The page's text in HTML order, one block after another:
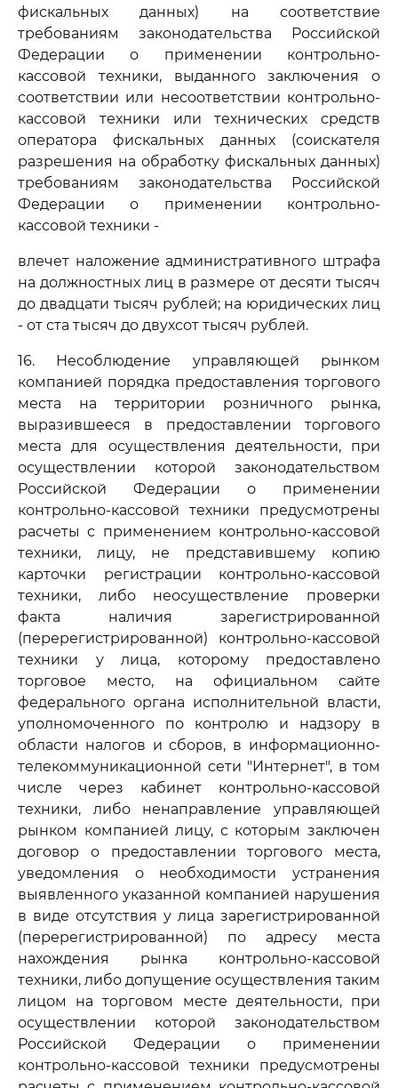
фискальных данных) на соответствие
требованиям законодательства Российской
Федерации о применении контрольно-
кассовой техники, выданного заключения о
соответствии или несоответствии контрольно-
кассовой техники или технических средств
оператора фискальных данных (соискателя
разрешения на обработку фискальных данных)
требованиям законодательства Российской
Федерации о применении контрольно-
кассовой техники -
влечет наложение административного штрафа
на должностных лиц в размере от десяти тысяч
до двадцати тысяч рублей; на юридических лиц
- от ста тысяч до двухсот тысяч рублей.
16. Несоблюдение управляющей рынком
компанией порядка предоставления торгового
места на территории розничного рынка,
выразившееся в предоставлении торгового
места для осуществления деятельности, при
осуществлении которой законодательством
Российской Федерации о применении
контрольно-кассовой техники предусмотрены
расчеты с применением контрольно-кассовой
техники, лицу, не представившему копию
карточки регистрации контрольно-кассовой
техники, либо неосуществление проверки
факта наличия зарегистрированной
(перерегистрированной) контрольно-кассовой
техники у лица, которому предоставлено
торговое место, на официальном сайте
федерального органа исполнительной власти,
уполномоченного по контролю и надзору в
области налогов и сборов, в информационно-
телекоммуникационной сети "Интернет", в том
числе через кабинет контрольно-кассовой
техники, либо ненаправление управляющей
рынком компанией лицу, с которым заключен
договор о предоставлении торгового места,
уведомления о необходимости устранения
выявленного указанной компанией нарушения
в виде отсутствия у лица зарегистрированной
(перерегистрированной) по адресу места
нахождения рынка контрольно-кассовой
техники, либо допущение осуществления таким
лицом на торговом месте деятельности, при
осуществлении которой законодательством
Российской Федерации о применении
контрольно-кассовой техники предусмотрены